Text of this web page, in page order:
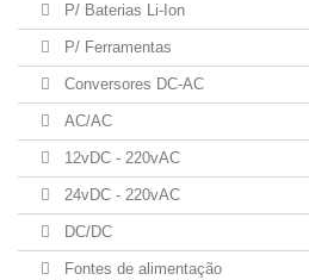
P/ Baterias Li-Ion
P/ Ferramentas
Conversores DC-AC
AC/AC
12vDC - 220vAC
24vDC - 220vAC
DC/DC
Fontes de alimentação